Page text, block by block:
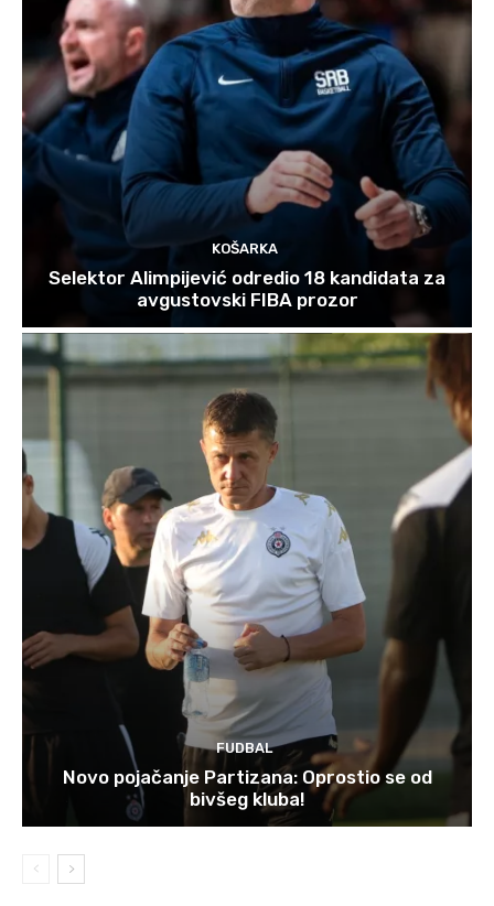
KOŠARKA
Selektor Alimpijević odredio 18 kandidata za
avgustovski FIBA prozor
FUDBAL
Novo pojačanje Partizana: Oprostio se od
bivšeg kluba!